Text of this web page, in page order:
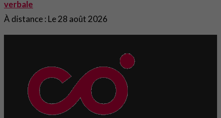
verbale
À distance : Le 28 août 2026